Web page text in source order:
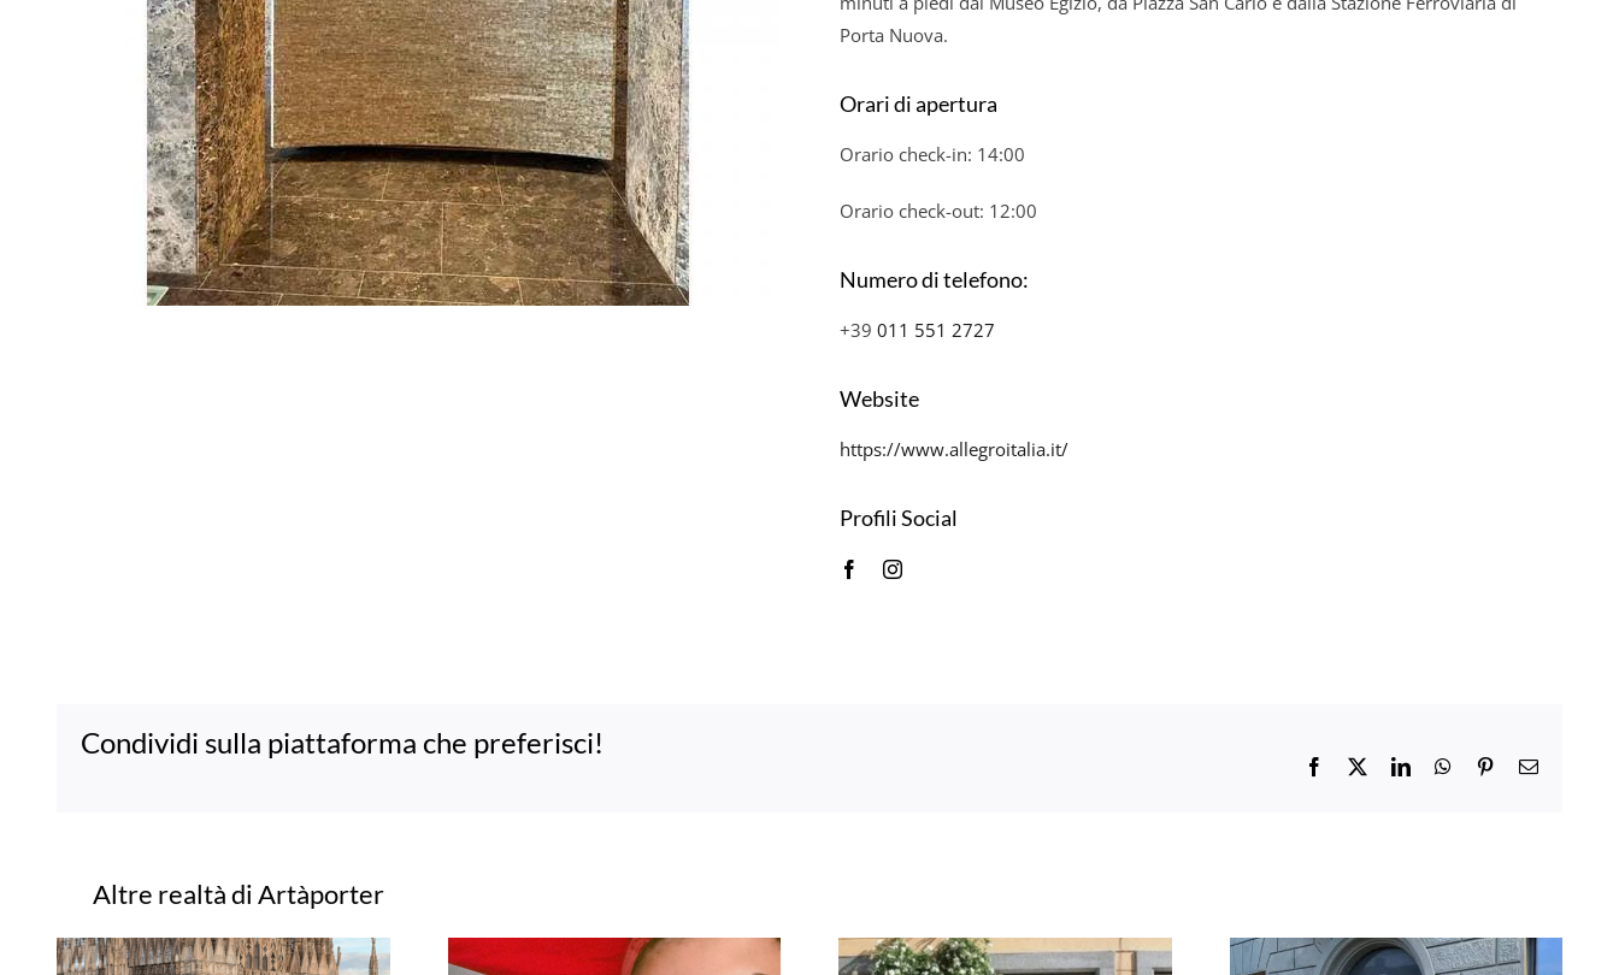
Porta Nuova.
Orari di apertura
Orario check-in: 14:00
Orario check-out: 12:00
Numero di telefono:
+39 011 551 2727
Website
https://www.allegroitalia.it/
Profili Social
Condividi sulla piattaforma che preferisci!
Facebook
X LinkedInWhatsApp
PinterestEmail
Progetti correlati